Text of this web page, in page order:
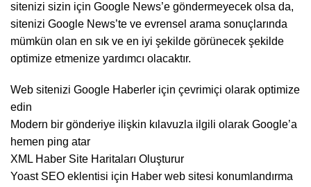
sitenizi sizin için Google News’e göndermeyecek olsa da,
sitenizi Google News’te ve evrensel arama sonuçlarında
mümkün olan en sık ve en iyi şekilde görünecek şekilde
optimize etmenize yardımcı olacaktır.
Web sitenizi Google Haberler için çevrimiçi olarak optimize
edin
Modern bir gönderiye ilişkin kılavuzla ilgili olarak Google’a
hemen ping atar
XML Haber Site Haritaları Oluşturur
Yoast SEO eklentisi için Haber web sitesi konumlandırma